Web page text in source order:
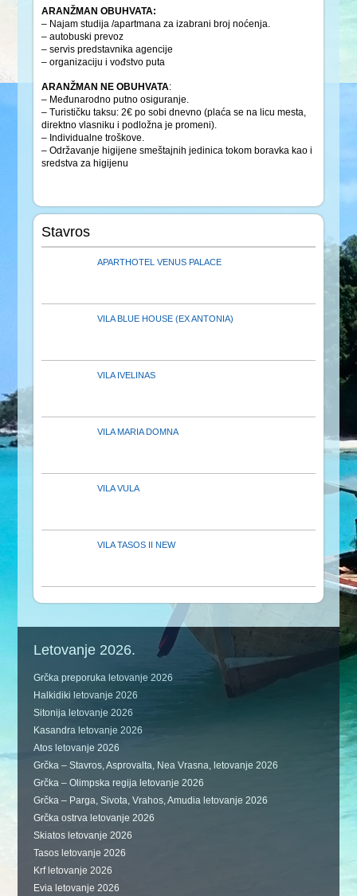
ARANŽMAN OBUHVATA:
– Najam studija /apartmana za izabrani broj noćenja.
– autobuski prevoz
– servis predstavnika agencije
– organizaciju i vođstvo puta
ARANŽMAN NE OBUHVATA:
– Međunarodno putno osiguranje.
– Turističku taksu: 2€ po sobi dnevno (plaća se na licu mesta,
direktno vlasniku i podložna je promeni).
– Individualne troškove.
– Održavanje higijene smeštajnih jedinica tokom boravka kao i
sredstva za higijenu
Stavros
APARTHOTEL VENUS PALACE
VILA BLUE HOUSE (EX ANTONIA)
VILA IVELINAS
VILA MARIA DOMNA
VILA VULA
VILA TASOS II NEW
Letovanje 2026.
Grčka preporuka letovanje 2026
Halkidiki letovanje 2026
Sitonija letovanje 2026
Kasandra letovanje 2026
Atos letovanje 2026
Grčka – Stavros, Asprovalta, Nea Vrasna, letovanje 2026
Grčka – Olimpska regija letovanje 2026
Grčka – Parga, Sivota, Vrahos, Amudia letovanje 2026
Grčka ostrva letovanje 2026
Skiatos letovanje 2026
Tasos letovanje 2026
Krf letovanje 2026
Evia letovanje 2026